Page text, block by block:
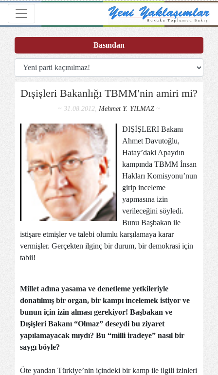
Toggle navigation
Dışişleri Bakanlığı TBMM'nin amiri mi?
~ 31.08.2012, Mehmet Y. YILMAZ ~
DIŞİŞLERI Bakanı
Ahmet Davutoğlu,
Hatay’daki Apaydın
kampında TBMM İnsan
Hakları Komisyonu’nun
girip inceleme
yapmasına izin
verileceğini söyledi.
Bunu Başbakan ile
istişare etmişler ve talebi olumlu karşılamaya karar
vermişler. Gerçekten ilginç bir durum, bir demokrasi için
tabii!
Millet adına yasama ve denetleme yetkileriyle
donatılmış bir organ, bir kampı incelemek istiyor ve
bunun için izin alması gerekiyor! Başbakan ve
Dışişleri Bakanı “Olmaz” deseydi bu ziyaret
yapılamayacak mıydı? Bu “milli iradeye” nasıl bir
saygı böyle?
Öte yandan Türkiye’nin içindeki bir kamp ile ilgili izinleri
Basından